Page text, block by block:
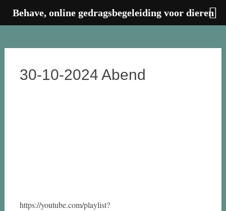
30-10-2024 Abend
https://youtube.com/playlist?
Behave, online gedragsbegeleiding voor dieren